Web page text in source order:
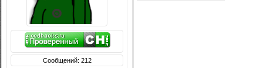
Сообщений: 212